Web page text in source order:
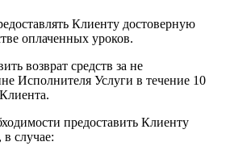
Клиенту достоверную
оплаченных уроков.
возврат средств за не
Исполнителя Услуги в течение 10
предоставить Клиенту
в случае: